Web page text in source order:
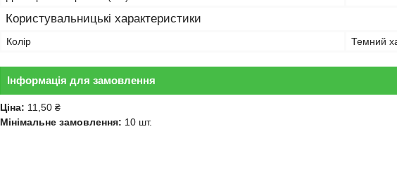
Користувальницькі характеристики
Колір Темний
Інформація для замовлення
Ціна: 11,50 ₴
Мінімальне замовлення: 10 шт.